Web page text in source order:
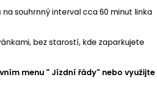
souhrnný interval cca 60 minut linka
bez starostí, kde zaparkujete
menu " Jízdní řády" nebo využijte